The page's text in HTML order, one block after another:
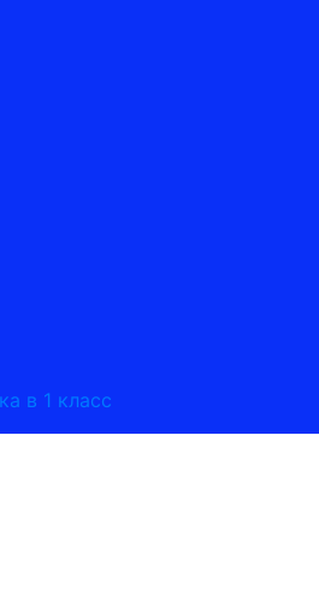
в 1 класс